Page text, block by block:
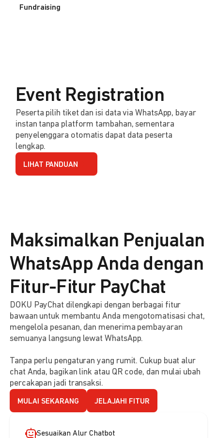
Fundraising
Event Registration
Peserta pilih tiket dan isi data via WhatsApp, bayar
instan tanpa platform tambahan, sementara
penyelenggara otomatis dapat data peserta
lengkap.
LIHAT PANDUAN
Maksimalkan Penjualan
WhatsApp Anda dengan
Fitur-Fitur PayChat
DOKU PayChat dilengkapi dengan berbagai fitur
bawaan untuk membantu Anda mengotomatisasi chat,
mengelola pesanan, dan menerima pembayaran
semuanya langsung lewat WhatsApp.
Tanpa perlu pengaturan yang rumit. Cukup buat alur
chat Anda, bagikan link atau QR code, dan mulai ubah
percakapan jadi transaksi.
MULAI SEKARANG JELAJAHI FITUR
Sesuaikan Alur Chatbot